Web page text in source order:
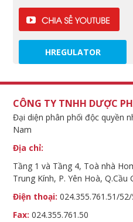
HREGULATOR
CÔNG TY TNHH DƯỢC
Đại diện phân phối độc quyền
Nam
Địa chỉ:
Tầng 1 và Tầng 4, Toà nhà
Trung Kính, P. Yên Hoà, Q.Cầu
Điện thoại: 024.355.761.51/
Fax: 024.355.761.50